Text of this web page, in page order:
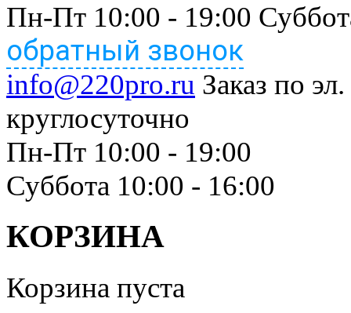
Пн-Пт 10:00 - 19:00
обратный звонок
info@220pro.ru Заказ по
круглосуточно
Пн-Пт 10:00 - 19:00
Суббота 10:00 - 16:00
КОРЗИНА
Корзина пуста